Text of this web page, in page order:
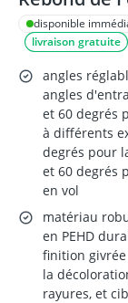
Portable 115
Rebond à 2
PEHD
disponible
livraison gratuite
angles
angles
et 60 degrés
à différents
degrés pour
et 60 degrés
en vol
matériau
en PEHD
finition
la
rayures, et